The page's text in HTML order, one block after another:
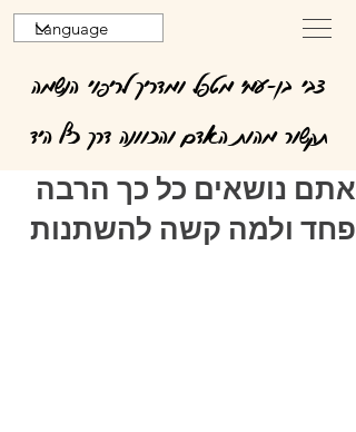
צבי בן-עמי מטפל ומדריך לריפוי הנשמה
תקשור מהות האדם והכוונה דרך כף היד
אתם נושאים כל כך הרבה
פחד ולמה קשה להשתנות